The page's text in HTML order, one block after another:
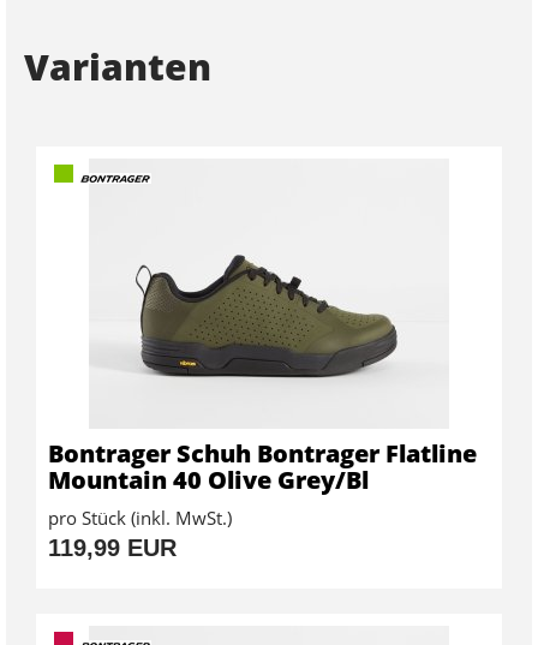
Varianten
Bontrager Schuh Bontrager Flatline
Mountain 40 Olive Grey/Bl
pro Stück (inkl. MwSt.)
119,99 EUR